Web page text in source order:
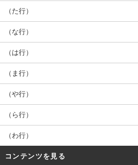
（た行）
（な行）
（は行）
（ま行）
（や行）
（ら行）
（わ行）
コンテンツを見る